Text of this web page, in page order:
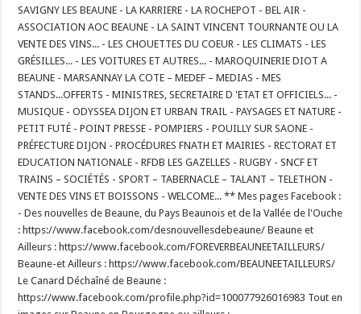
SAVIGNY LES BEAUNE - LA KARRIERE - LA ROCHEPOT - BEL AIR -
ASSOCIATION AOC BEAUNE - LA SAINT VINCENT TOURNANTE OU LA
VENTE DES VINS... - LES CHOUETTES DU COEUR - LES CLIMATS - LES
GRÉSILLES... - LES VOITURES ET AUTRES... - MAROQUINERIE DIOT A
BEAUNE - MARSANNAY LA COTE – MEDEF – MEDIAS - MES
STANDS...OFFERTS - MINISTRES, SECRETAIRE D 'ETAT ET OFFICIELS... -
MUSIQUE - ODYSSEA DIJON ET URBAN TRAIL - PAYSAGES ET NATURE -
PETIT FUTÉ - POINT PRESSE - POMPIERS - POUILLY SUR SAONE -
PRÉFECTURE DIJON - PROCÉDURES FNATH ET MAIRIES - RECTORAT ET
EDUCATION NATIONALE - RFDB LES GAZELLES - RUGBY - SNCF ET
TRAINS – SOCIÉTÉS - SPORT – TABERNACLE – TALANT – TELETHON -
VENTE DES VINS ET BOISSONS - WELCOME... ** Mes pages Facebook :
- Des nouvelles de Beaune, du Pays Beaunois et de la Vallée de l'Ouche
: https://www.facebook.com/desnouvellesdebeaune/ Beaune et
Ailleurs : https://www.facebook.com/FOREVERBEAUNEETAILLEURS/
Beaune-et Ailleurs : https://www.facebook.com/BEAUNEETAILLEURS/
Le Canard Déchaîné de Beaune :
https://www.facebook.com/profile.php?id=100077926016983 Tout en